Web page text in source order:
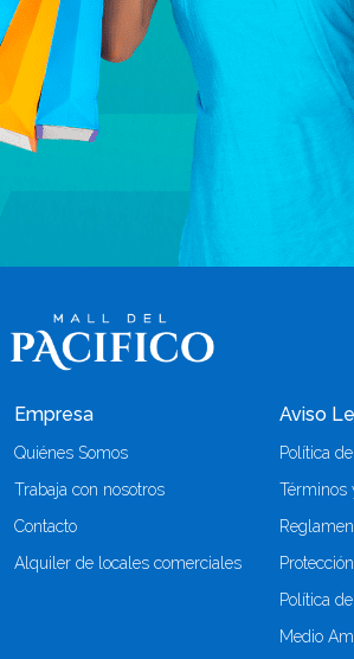
Empresa
Quiénes Somos
Trabaja con nosotros
Contacto
Alquiler de locales comerciales
Aviso
Política
Términos
Política
Medio